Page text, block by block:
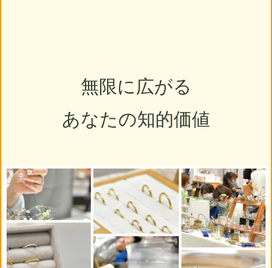
無限に広がる
あなたの知的価値